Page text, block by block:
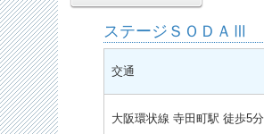
ステージＳＯＤＡⅢ
交通
大阪環状線 寺田町駅 徒歩5分